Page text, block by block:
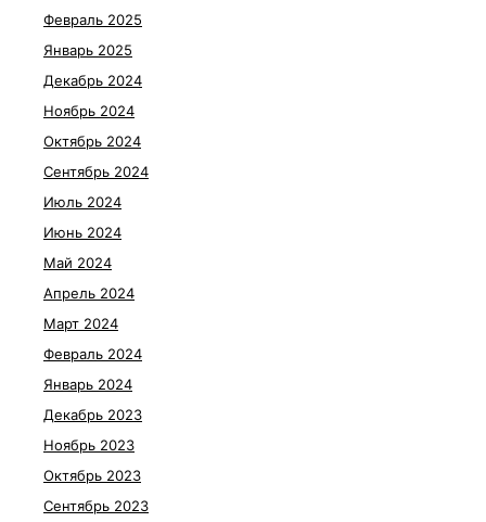
Февраль 2025
Январь 2025
Декабрь 2024
Ноябрь 2024
Октябрь 2024
Сентябрь 2024
Июль 2024
Июнь 2024
Май 2024
Апрель 2024
Март 2024
Февраль 2024
Январь 2024
Декабрь 2023
Ноябрь 2023
Октябрь 2023
Сентябрь 2023